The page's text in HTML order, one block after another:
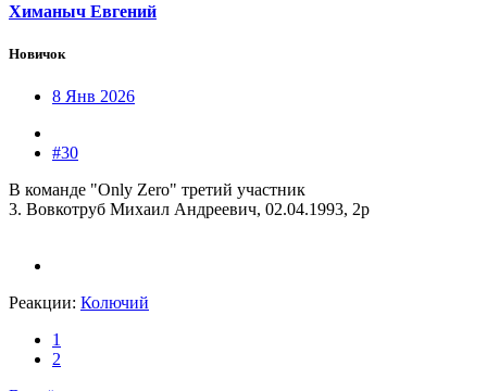
Химаныч Евгений
Новичок
8 Янв 2026
#30
В команде "Only Zero" третий участник
3. Вовкотруб Михаил Андреевич, 02.04.1993, 2р
Реакции: Колючий
1
2